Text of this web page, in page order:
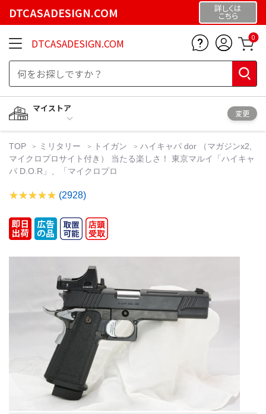
DTCASADESIGN.COM 詳しくは
こちら
DTCASADESIGN.COM 0
マイストア
変更
TOP ミリタリー トイガン
ハイキャパ dor （マガジンx2,
マイクロプロサイト付き） 当たる楽しさ！ 東京マルイ「ハイキャ
パ D.O.R」、「マイクロプロ
(2928)